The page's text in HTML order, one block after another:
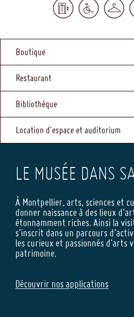
MENU
FOOTER
Boutique
Restaurant
Bibliothèque
Location d'espace et auditorium
LE MUSÉE DANS
À Montpellier, arts, sciences et
donner naissance à des lieux
étonnamment riches. Ainsi la
s’inscrit dans un parcours
les curieux et passionnés d’arts
patrimoine.
Découvrir nos applications